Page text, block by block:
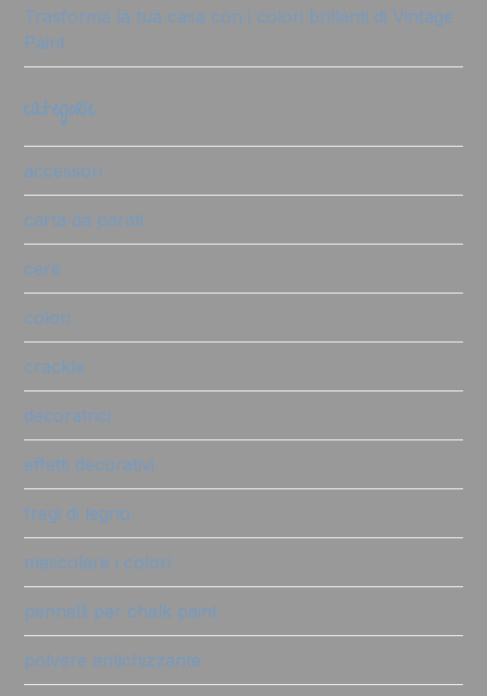
Trasforma la tua casa con i colori brillanti di Vintage
Paint
categorie
accessori
carta da parati
cere
colori
crackle
decoratrici
effetti decorativi
fregi di legno
mescolare i colori
pennelli per chalk paint
polvere antichizzante